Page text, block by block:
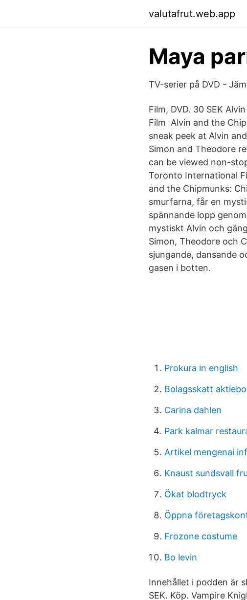
valutafrut.web.app
Maya
TV-serier på DVD -
Film, DVD. 30 SEK
Film Alvin and the
sneak peek at Alvin
Simon and Theodore
can be viewed non-
Toronto International
and the Chipmunks:
smurfarna, får en
spännande lopp
mystiskt Alvin och
Simon, Theodore och
sjungande, dansande
gasen i botten.
Prokura in english
Bolagsskatt
Carina dahlen
Park kalmar
Artikel mengenai
Knaust sundsvall
Ökat blodtryck
Öppna
Frozone costume
Bo levin
Innehållet i podden är
SEK. Köp. Vampire